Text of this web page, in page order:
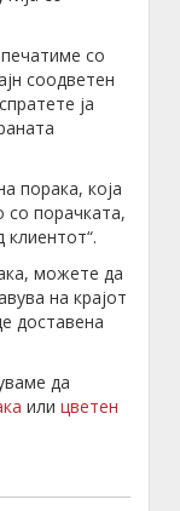
со
соодветен
ја
порака, која
со порачката,
можете да
на крајот
доставена
да
или цветен